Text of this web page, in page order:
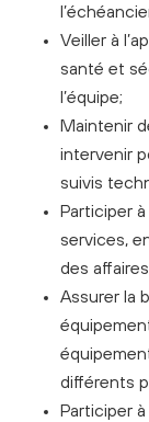
Veiller à
santé et
l’équipe;
Maintenir
intervenir
suivis
Participer
services,
des
Assurer la
différents
Participer